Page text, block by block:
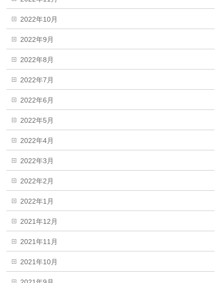
2022年10月
2022年9月
2022年8月
2022年7月
2022年6月
2022年5月
2022年4月
2022年3月
2022年2月
2022年1月
2021年12月
2021年11月
2021年10月